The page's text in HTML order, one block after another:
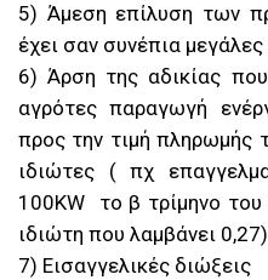
5) Άμεση επίλυση των
έχει σαν συνέπια
6) Άρση της αδικίας
αγρότες παραγωγή
προς την τιμή πληρωμής
ιδιώτες ( πχ
100KW το β τρίμηνο του
ιδιώτη που λαμβάνει 0,27)
7) Εισαγγελικές διώξεις